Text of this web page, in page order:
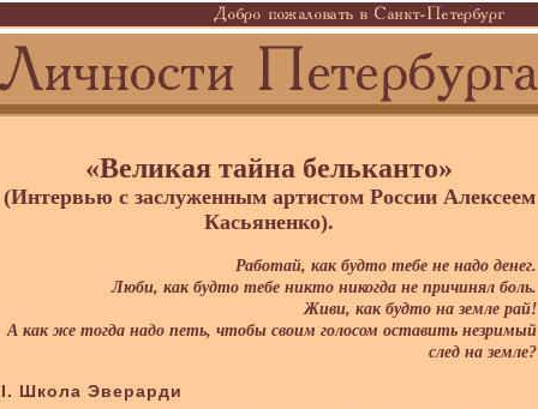
«Великая тайна бельканто»
(Интервью с заслуженным артистом России Алексеем
Касьяненко).
Работай, как будто тебе не надо денег.
Люби, как будто тебе никто никогда не причинял боль.
Живи, как будто на земле рай!
А как же тогда надо петь, чтобы своим голосом оставить незримый
след на земле?
I. Школа Эверарди